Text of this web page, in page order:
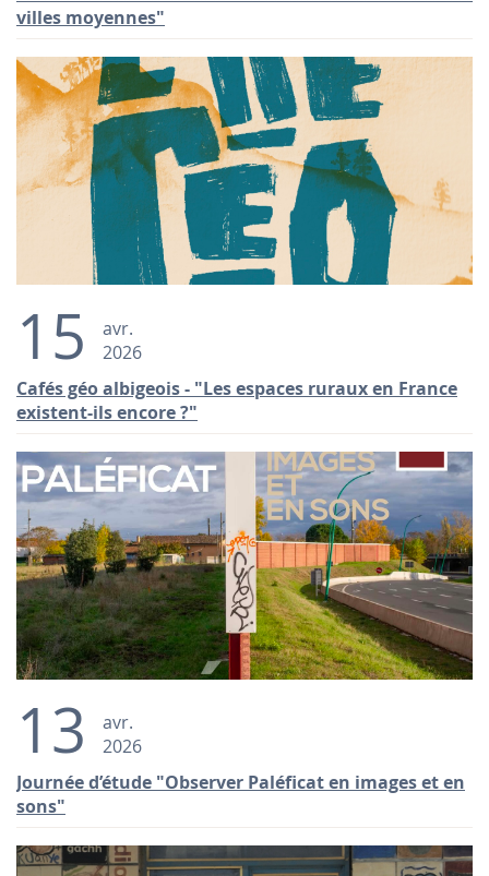
villes moyennes"
15
avr.
2026
Cafés géo albigeois - "Les espaces ruraux en France
existent-ils encore ?"
13
avr.
2026
Journée d’étude "Observer Paléficat en images et en
sons"